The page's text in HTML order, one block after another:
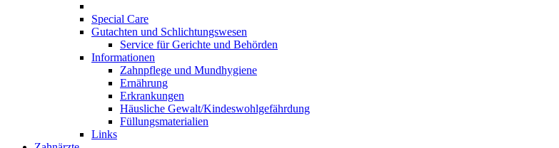
Special Care
Gutachten und Schlichtungswesen
Service für Gerichte und Behörden
Informationen
Zahnpflege und Mundhygiene
Ernährung
Erkrankungen
Häusliche Gewalt/Kindeswohlgefährdung
Füllungsmaterialien
Links